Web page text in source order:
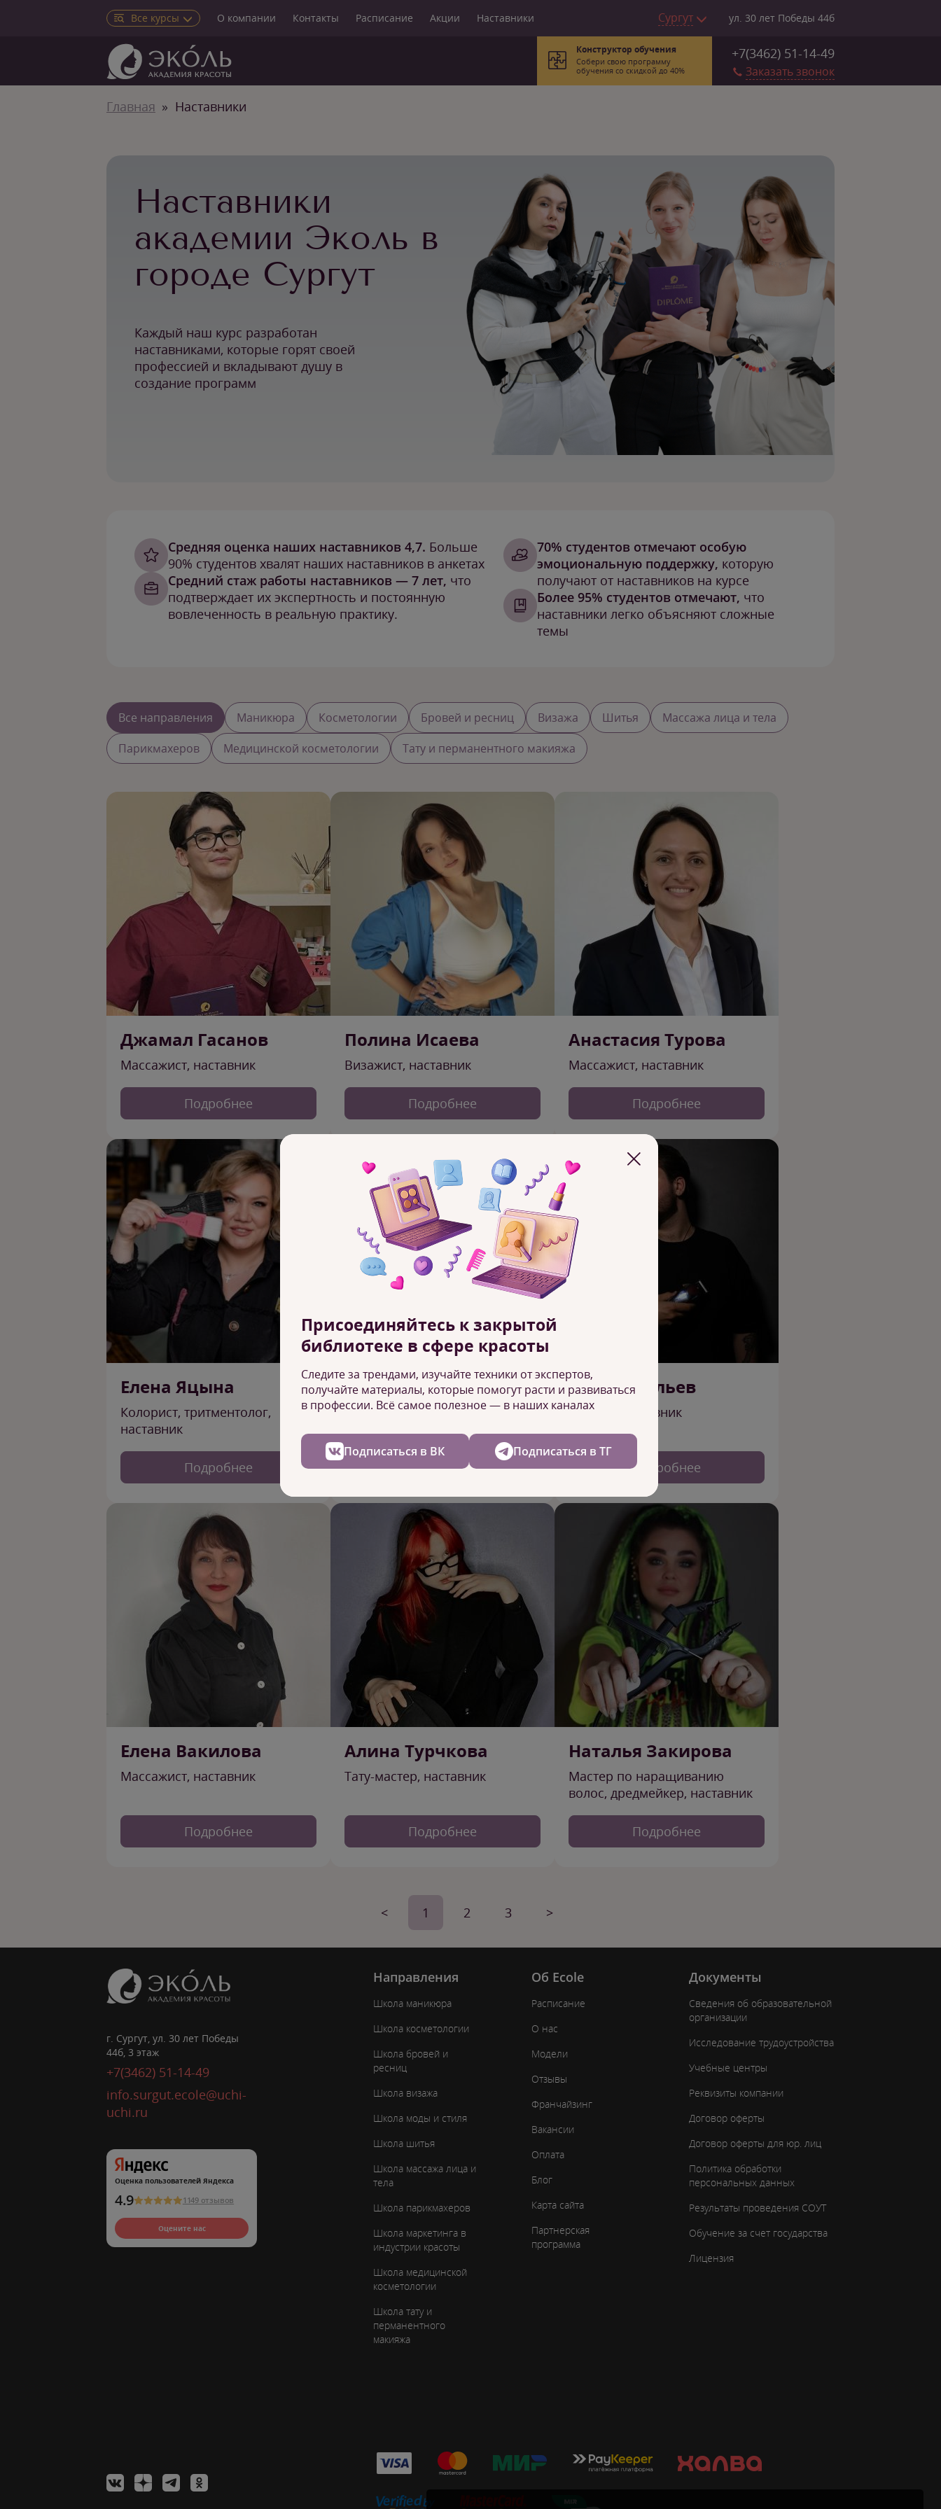
Все курсы О компании Контакты Расписание Акции Наставники Сургут ул. 30 лет Победы 44б
+7(3462) 51-14-49
Заказать звонок
Конструктор обучения
Собери свою программу
обучения со скидкой до 40%
Главная Наставники
Наставники
академии Эколь в
городе Сургут
Каждый наш курс разработан
наставниками, которые горят своей
профессией и вкладывают душу в
создание программ
Cредняя оценка наших наставников 4,7. Больше
90% студентов хвалят наших наставников в анкетах
Средний стаж работы наставников — 7 лет, что
подтверждает их экспертность и постоянную
вовлеченность в реальную практику.
70% студентов отмечают особую
эмоциональную поддержку, которую
получают от наставников на курсе
Более 95% студентов отмечают, что
наставники легко объясняют сложные
темы
Все направления Маникюра Косметологии Бровей и ресниц Визажа Шитья
Массажа лица и тела
Парикмахеров
Медицинской косметологии Тату и перманентного макияжа
Джамал Гасанов
Массажист, наставник
Подробнее
Полина Исаева
Визажист, наставник
Подробнее
Анастасия Турова
Массажист, наставник
Подробнее
Елена Яцына
Колорист, тритментолог,
наставник
Подробнее
Татьяна Попова
Массажист, наставник
Подробнее
Глеб Васильев
Барбер, наставник
Подробнее
Елена Вакилова
Массажист, наставник
Подробнее
Алина Турчкова
Тату-мастер, наставник
Подробнее
Наталья Закирова
Мастер по наращиванию
волос, дредмейкер, наставник
Подробнее
< 1 2 3 >
г. Сургут, ул. 30 лет Победы
44б, 3 этаж
+7(3462) 51-14-49
info.surgut.ecole@uchi-
uchi.ru
Оценка пользователей Яндекса
4.9 1149 отзывов
Оцените нас
Направления
Школа маникюра
Школа косметологии
Школа бровей и
ресниц
Школа визажа
Школа моды и стиля
Школа шитья
Школа массажа лица и
тела
Школа парикмахеров
Школа маркетинга в
индустрии красоты
Школа медицинской
косметологии
Школа тату и
перманентного
макияжа
Об Ecole
Расписание
О нас
Модели
Отзывы
Франчайзинг
Вакансии
Оплата
Блог
Карта сайта
Партнерская
программа
Документы
Сведения об образовательной
организации
Исследование трудоустройства
Учебные центры
Реквизиты компании
Договор оферты
Договор оферты для юр. лиц
Политика обработки
персональных данных
Результаты проведения СОУТ
Обучение за счет государства
Лицензия
Присоединяйтесь к закрытой
библиотеке в сфере красоты
Следите за трендами, изучайте техники от экспертов,
получайте материалы, которые помогут расти и развиваться
в профессии. Всё самое полезное — в наших каналах
Подписаться в ВК Подписаться в ТГ